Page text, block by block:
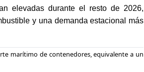
elevadas durante el resto de 2026,
y una demanda estacional más
marítimo de contenedores, equivalente a un